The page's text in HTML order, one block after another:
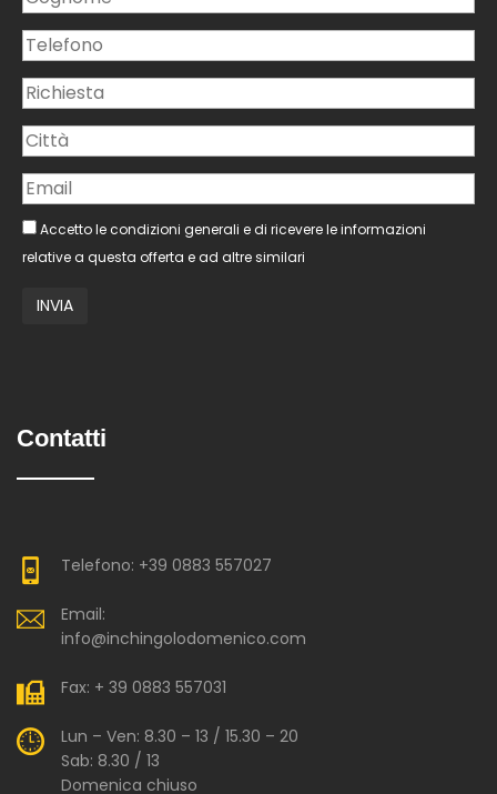
Accetto le condizioni generali e di ricevere le informazioni
relative a questa offerta e ad altre similari
Contatti
Telefono: +39 0883 557027
Email:
info@inchingolodomenico.com
Fax: + 39 0883 557031
Lun – Ven: 8.30 – 13 / 15.30 – 20
Sab: 8.30 / 13
Domenica chiuso